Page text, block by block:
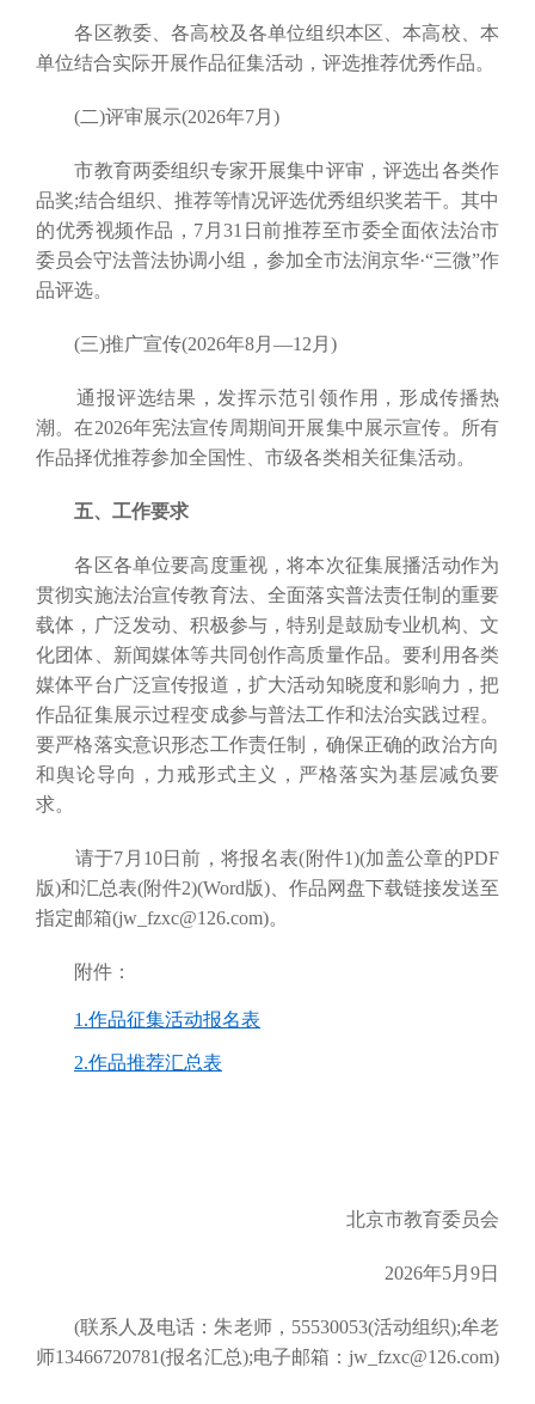
各区教委、各高校及各单位组织本区、本高校、本
单位结合实际开展作品征集活动，评选推荐优秀作品。
(二)评审展示(2026年7月)
市教育两委组织专家开展集中评审，评选出各类作
品奖;结合组织、推荐等情况评选优秀组织奖若干。其中
的优秀视频作品，7月31日前推荐至市委全面依法治市
委员会守法普法协调小组，参加全市法润京华·“三微”作
品评选。
(三)推广宣传(2026年8月—12月)
通报评选结果，发挥示范引领作用，形成传播热
潮。在2026年宪法宣传周期间开展集中展示宣传。所有
作品择优推荐参加全国性、市级各类相关征集活动。
五、工作要求
各区各单位要高度重视，将本次征集展播活动作为
贯彻实施法治宣传教育法、全面落实普法责任制的重要
载体，广泛发动、积极参与，特别是鼓励专业机构、文
化团体、新闻媒体等共同创作高质量作品。要利用各类
媒体平台广泛宣传报道，扩大活动知晓度和影响力，把
作品征集展示过程变成参与普法工作和法治实践过程。
要严格落实意识形态工作责任制，确保正确的政治方向
和舆论导向，力戒形式主义，严格落实为基层减负要
求。
请于7月10日前，将报名表(附件1)(加盖公章的PDF
版)和汇总表(附件2)(Word版)、作品网盘下载链接发送至
指定邮箱(jw_fzxc@126.com)。
附件：
1.作品征集活动报名表
2.作品推荐汇总表
北京市教育委员会
2026年5月9日
(联系人及电话：朱老师，55530053(活动组织);牟老
师13466720781(报名汇总);电子邮箱：jw_fzxc@126.com)